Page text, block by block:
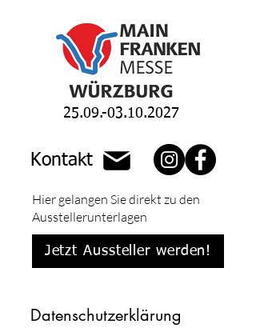
Hier gelangen Sie direkt zu den
Ausstellerunterlagen
Kontakt
Jetzt Aussteller werden!
25.09.-03.10.2027
Datenschutzerklärung